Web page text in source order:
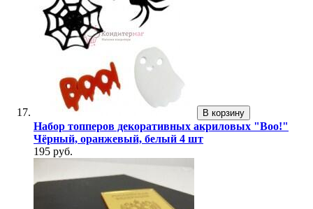
В корзину
Набор топперов декоративных акриловых "Boo!"
Чёрный, оранжевый, белый 4 шт
195 руб.